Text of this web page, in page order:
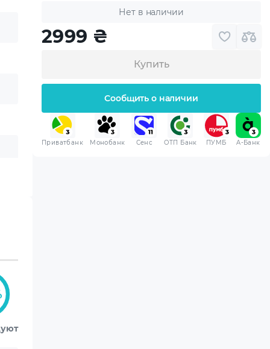
Нет в наличии
2999 ₴
Купить
Сообщить о наличии
Приватбанк Монобанк Сенс ОТП Банк ПУМБ A-Банк